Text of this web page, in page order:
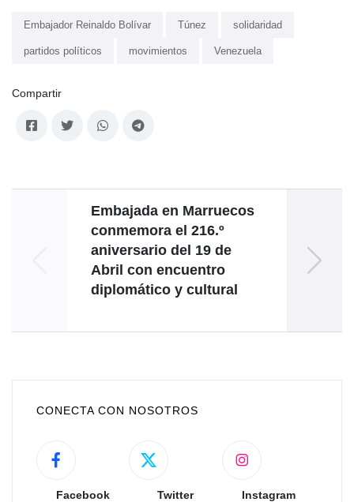
Embajador Reinaldo Bolívar Túnez solidaridad
partidos políticos movimientos Venezuela
Compartir
Embajada en Marruecos
conmemora el 216.º
aniversario del 19 de
Abril con encuentro
diplomático y cultural
CONECTA CON NOSOTROS
Facebook Twitter Instagram